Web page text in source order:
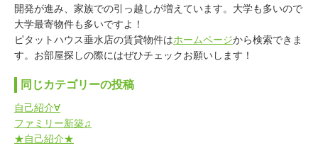
開発が進み、家族での引っ越しが増えています。大学も多いので
大学最寄物件も多いですよ！
ピタットハウス垂水店の賃貸物件はホームページから検索できま
す。お部屋探しの際にはぜひチェックお願いします！
同じカテゴリーの投稿
自己紹介∀
ファミリー新築♫
★自己紹介★